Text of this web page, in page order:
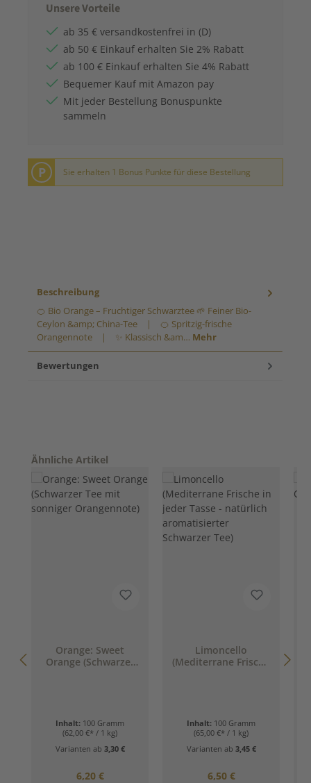
Unsere Vorteile
ab 35 € versandkostenfrei in (D)
ab 50 € Einkauf erhalten Sie 2% Rabatt
ab 100 € Einkauf erhalten Sie 4% Rabatt
Bequemer Kauf mit Amazon pay
Mit jeder Bestellung Bonuspunkte
sammeln
P Sie erhalten 1 Bonus Punkte für diese Bestellung
Beschreibung
🍊 Bio Orange – Fruchtiger Schwarztee 🌱 Feiner Bio-
Ceylon &amp; China-Tee | 🍊 Spritzig-frische
Orangennote | ✨ Klassisch &am… Mehr
Bewertungen
Produktgalerie überspringen
Ähnliche Artikel
Orange: Sweet
Orange (Schwarzer
Inhalt: 100 Gramm
(62,00 €* / 1 kg)
Varianten ab 3,30 €
Regulärer Preis:
6,20 €
Limoncello
(Mediterrane Frische
Inhalt: 100 Gramm
(65,00 €* / 1 kg)
Varianten ab 3,45 €
Regulärer Preis:
6,50 €